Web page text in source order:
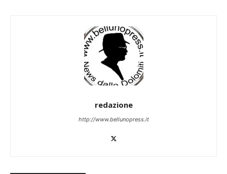
redazione
http://www.bellunopress.it